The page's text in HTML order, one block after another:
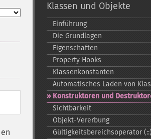
Klassen und Objekte
Einführung
Die Grundlagen
Eigenschaften
Property Hooks
Klassenkonstanten
Automatisches Laden von
Konstruktoren und
Sichtbarkeit
Objekt-​Vererbung
Gültigkeitsbereichsoperator (::)